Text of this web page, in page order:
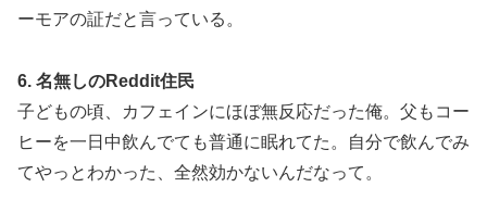
ーモアの証だと言っている。
6. 名無しのReddit住民
子どもの頃、カフェインにほぼ無反応だった俺。父もコー
ヒーを一日中飲んでても普通に眠れてた。自分で飲んでみ
てやっとわかった、全然効かないんだなって。